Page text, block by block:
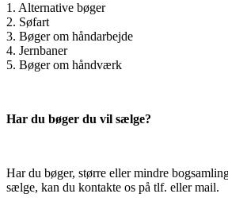
1. Alternative bøger
2. Søfart
3. Bøger om håndarbejde
4. Jernbaner
5. Bøger om håndværk
Har du bøger du vil sælge?
Har du bøger, større eller mindre
sælge, kan du kontakte os på tlf. eller mail.